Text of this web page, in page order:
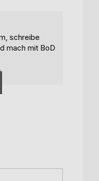
schreibe
mach mit BoD